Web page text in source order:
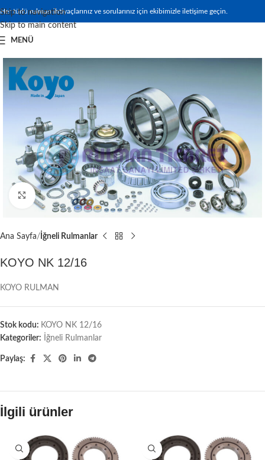
Skip to navigation
Skip to main content
Her türlü rulman ihtiyaçlarınız ve sorularınız için ekibimizle iletişime geçin.
MENÜ
Büyütmek için tıklayın
Ana Sayfa İğneli Rulmanlar
KOYO NK 12/16
KOYO RULMAN
Stok kodu: KOYO NK 12/16
Kategoriler:
İğneli Rulmanlar
Paylaş:
İlgili ürünler